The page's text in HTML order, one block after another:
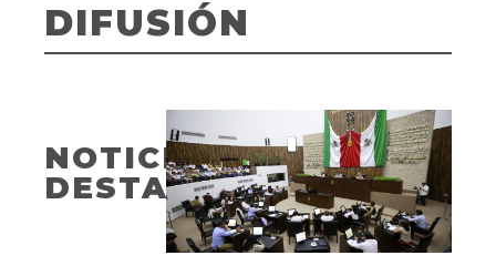
DIFUSIÓN
NOTICIAS
DESTACADAS